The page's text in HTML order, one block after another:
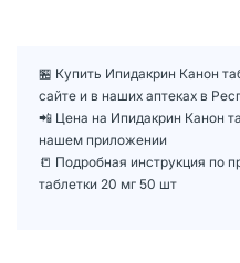
🏪 Купить Ипидакрин Канон
сайте и в наших аптеках в
📲 Цена на Ипидакрин Канон
нашем приложении
📒 Подробная инструкция по
таблетки 20 мг 50 шт